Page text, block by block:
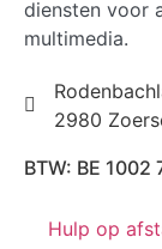
diensten voor
multimedia.
2980
BTW: BE 1002
Hulp op